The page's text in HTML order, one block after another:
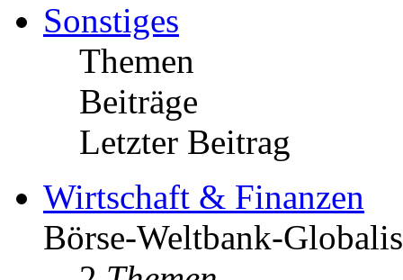
Sonstiges
Themen
Beiträge
Letzter Beitrag
Wirtschaft & Finanzen
Börse-Weltbank-